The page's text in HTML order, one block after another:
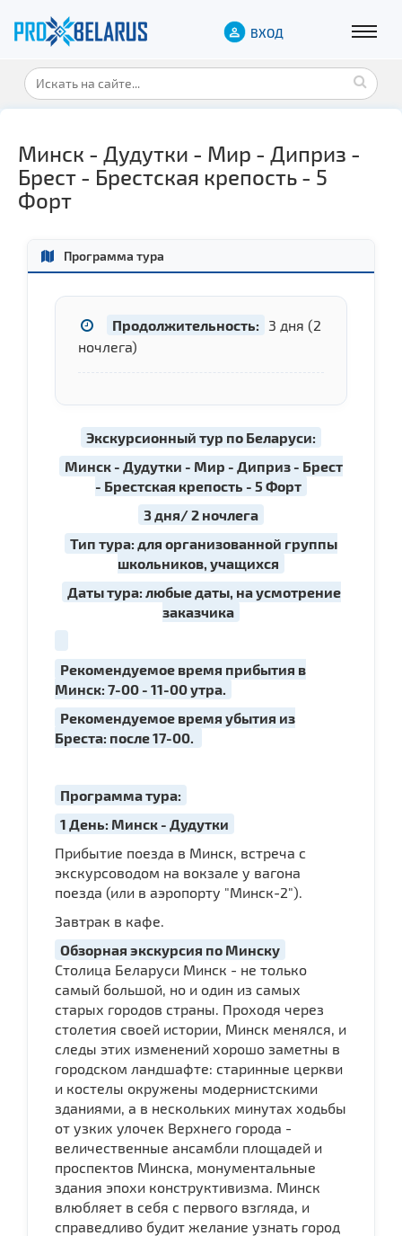
ВХОД
Минск - Дудутки - Мир - Диприз -
Брест - Брестская крепость - 5
Форт
Программа тура
Продолжительность:
3 дня (2
ночлега)
Экскурсионный тур по Беларуси:
Минск - Дудутки - Мир - Диприз - Брест
- Брестская крепость - 5 Форт
3 дня/ 2 ночлега
Тип тура: для организованной группы
школьников, учащихся
Даты тура: любые даты, на усмотрение
заказчика
Рекомендуемое время прибытия в
Минск: 7-00 - 11-00 утра.
Рекомендуемое время убытия из
Бреста: после 17-00.
Программа тура:
1 День: Минск - Дудутки
Прибытие поезда в Минск, встреча с
экскурсоводом на вокзале у вагона
поезда (или в аэропорту "Минск-2").
Завтрак в кафе.
Обзорная экскурсия по Минску
Столица Беларуси Минск - не только
самый большой, но и один из самых
старых городов страны. Проходя через
столетия своей истории, Минск менялся, и
следы этих изменений хорошо заметны в
городском ландшафте: старинные церкви
и костелы окружены модернистскими
зданиями, а в нескольких минутах ходьбы
от узких улочек Верхнего города -
величественные ансамбли площадей и
проспектов Минска, монументальные
здания эпохи конструктивизма. Минск
влюбляет в себя с первого взгляда, и
справедливо будит желание узнать город